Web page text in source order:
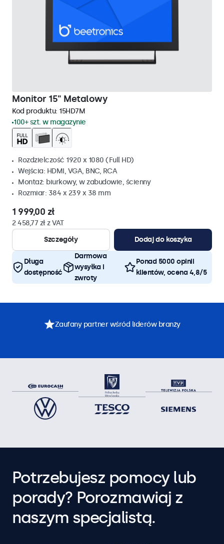
Monitor 15" Metalowy
Kod produktu: 15HD7M
100+ szt. w magazynie
Rozdzielczość 1920 x 1080 (Full HD)
Wejścia: HDMI, VGA, BNC, RCA
Montaż: biurkowy, w zabudowie, ścienny
Rozmiar: 384 x 239 x 38 mm
1 999,00 zł
2 458,77 zł z VAT
Szczegóły
Dodaj do koszyka
Długa
dostępność
Darmowa
wysyłka i
zwroty
Ponad 5000 opinii
klientów, ocena 4,8/5
Zaufany partner wśród liderów branży
Potrzebujesz pomocy lub
porady? Porozmawiaj z
naszym specjalistą.